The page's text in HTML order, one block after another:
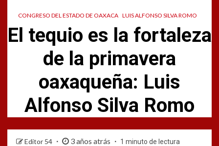
CONGRESO DEL ESTADO DE OAXACA LUIS ALFONSO SILVA ROMO
El tequio es la fortaleza
de la primavera
oaxaqueña: Luis
Alfonso Silva Romo
Editor 54 3 años atrás 1 minuto de lectura